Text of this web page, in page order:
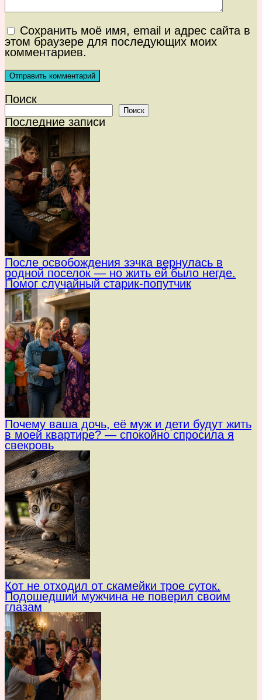
Сохранить моё имя, email и адрес сайта в
этом браузере для последующих моих
комментариев.
Поиск
Поиск
Последние записи
После освобождения зэчка вернулась в
родной поселок — но жить ей было негде.
Помог случайный старик-попутчик
Почему ваша дочь, её муж и дети будут жить
в моей квартире? — спокойно спросила я
свекровь
Кот не отходил от скамейки трое суток.
Подошедший мужчина не поверил своим
глазам